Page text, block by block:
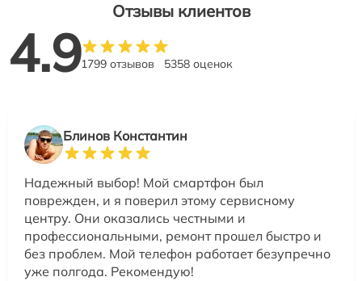
Отзывы клиентов
4.91799 отзывов 5358 оценок
Блинов Константин
Надежный выбор! Мой смартфон был
поврежден, и я поверил этому сервисному
центру. Они оказались честными и
профессиональными, ремонт прошел быстро и
без проблем. Мой телефон работает безупречно
уже полгода. Рекомендую!